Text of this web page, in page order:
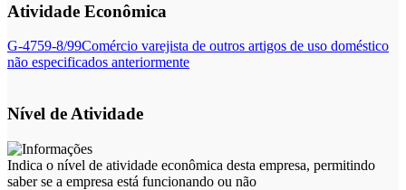
Atividade Econômica
G-4759-8/99Comércio varejista de outros artigos de uso doméstico
não especificados anteriormente
Nível de Atividade
Indica o nível de atividade econômica desta empresa, permitindo
saber se a empresa está funcionando ou não